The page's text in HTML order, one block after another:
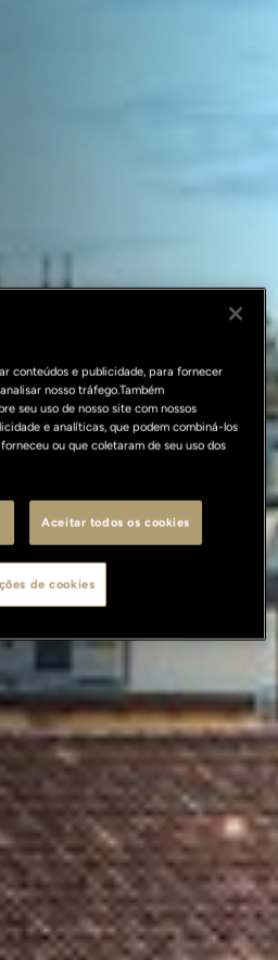
conteúdos e publicidade, para fornecer
nosso tráfego.Também
seu uso de nosso site com nossos
e analíticas, que podem combiná-los
ou que coletaram de seu uso dos
Aceitar todos os cookies
de cookies